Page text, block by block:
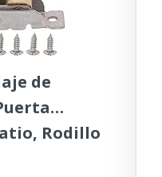
de
Rodillo